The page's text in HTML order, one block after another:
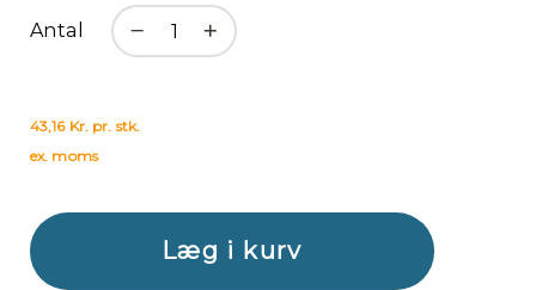
Antal
43,16 Kr. pr. stk.
ex. moms
Læg i kurv